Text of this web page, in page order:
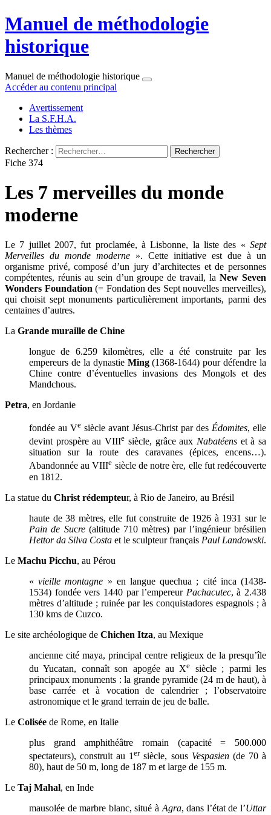
Manuel de méthodologie
historique
Manuel de méthodologie historique
Accéder au contenu principal
Avertissement
La S.F.H.A.
Les thèmes
Rechercher :
Fiche 374
Les 7 merveilles du monde
moderne
Le 7 juillet 2007, fut proclamée, à Lisbonne, la liste des « Sept
Merveilles du monde moderne ». Cette initiative est due à un
organisme privé, composé d’un jury d’architectes et de personnes
compétentes, réunis au sein d’un groupe de travail, laNew Seven
Wonders Foundation (= Fondation des Sept nouvelles merveilles),
qui choisit sept monuments particulièrement importants, parmi des
centaines d’autres.
La Grande muraille de Chine
longue de 6.259 kilomètres, elle a été construite par les
empereurs de la dynastie Ming(1368-1644) pour défendre la
Chine contre d’éventuelles invasions des Mongols et des
Mandchous.
Petra, en Jordanie
fondée au Ve siècle avant Jésus-Christ par des Édomites, elle
devint prospère au VIIIe siècle, grâce aux Nabatéens et à sa
situation sur la route des caravanes (épices, encens…).
Abandonnée au VIIIe siècle de notre ère, elle fut redécouverte
en 1812.
La statue du Christ rédempteur, à Rio de Janeiro, au Brésil
haute de 38 mètres, elle fut construite de 1926 à 1931 sur le
Pain de Sucre(altitude 710 mètres) par l’ingénieur brésilien
Hettor da Silva Costa et le sculpteur français Paul Landowski.
Le Machu Picchu, au Pérou
«vieille montagne » en langue quechua ; cité inca (1438-
1534) fondée vers 1440 par l’empereur Pachacutec, à 2.438
mètres d’altitude ; ruinée par les conquistadores espagnols ; à
130 kms de Cuzco.
Le site archéologique de Chichen Itza, au Mexique
ancienne cité maya, principal centre religieux de la presqu’île
du Yucatan, connaît son apogée au Xe siècle ; parmi les
principaux monuments : la grande pyramide (24 m de haut), à
base carrée et à vocation de calendrier ; l’observatoire
astronomique et le grand terrain de jeu de balle.
Le Colisée de Rome, en Italie
plus grand amphithéâtre romain (capacité = 500.000
spectateurs), construit au 1ersiècle, sous Vespasien(de 70 à
80), haut de 50 m, long de 187 m et large de 155 m.
Le Taj Mahal, en Inde
mausolée de marbre blanc, situé à Agra, dans l’état de l’Uttar